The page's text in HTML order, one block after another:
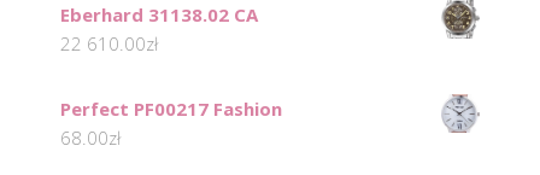
Eberhard 31138.02 CA
22 610.00zł
Perfect PF00217 Fashion
68.00zł